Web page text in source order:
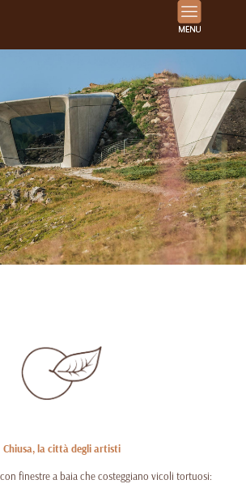
Chiusa, la città degli artisti
finestre a baia che costeggiano vicoli tortuosi: